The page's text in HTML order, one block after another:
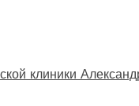
клиники